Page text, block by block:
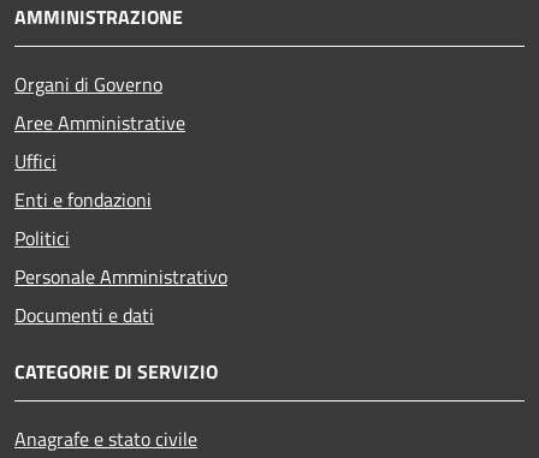
AMMINISTRAZIONE
Organi di Governo
Aree Amministrative
Uffici
Enti e fondazioni
Politici
Personale Amministrativo
Documenti e dati
CATEGORIE DI SERVIZIO
Anagrafe e stato civile